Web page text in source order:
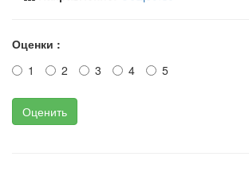
Оценки :
1
2 3 4 5
Оценить